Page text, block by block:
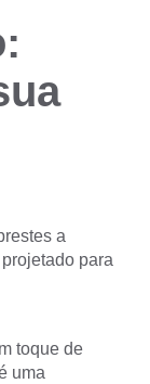
a
para
toque de
uma